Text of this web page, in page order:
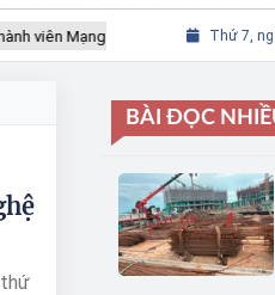
viên Mạng lưới các Thành phố Thủ
Thứ 7,
BÀI ĐỌC